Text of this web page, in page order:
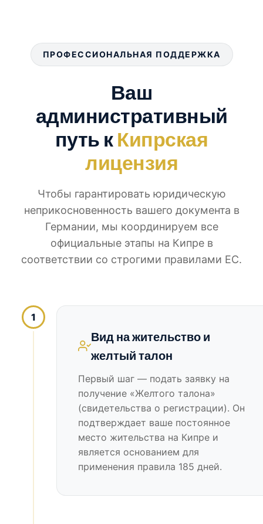
ПРОФЕССИОНАЛЬНАЯ ПОДДЕРЖКА
Ваш
административный
путь к Кипрская
лицензия
Чтобы гарантировать юридическую
неприкосновенность вашего документа в
Германии, мы координируем все
официальные этапы на Кипре в
соответствии со строгими правилами ЕС.
1
Вид на жительство и
желтый талон
Первый шаг — подать заявку на
получение «Желтого талона»
(свидетельства о регистрации). Он
подтверждает ваше постоянное
место жительства на Кипре и
является основанием для
применения правила 185 дней.